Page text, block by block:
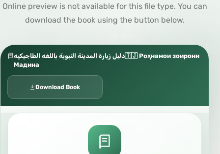
Online preview is not available for this file type. You can
download the book using the button below.
دليل زيارة المدينة النبوية باللغه الطاجيكيه🇹🇯 Роҳнамои зоирони
Мадина
Download Book